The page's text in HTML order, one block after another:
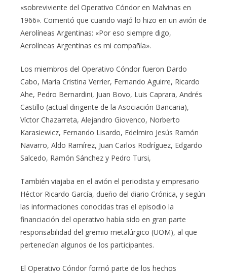
«sobreviviente del Operativo Cóndor en Malvinas en
1966». Comentó que cuando viajó lo hizo en un avión de
Aerolíneas Argentinas: «Por eso siempre digo,
Aerolíneas Argentinas es mi compañía».
Los miembros del Operativo Cóndor fueron Dardo
Cabo, María Cristina Verrier, Fernando Aguirre, Ricardo
Ahe, Pedro Bernardini, Juan Bovo, Luis Caprara, Andrés
Castillo (actual dirigente de la Asociación Bancaria),
Víctor Chazarreta, Alejandro Giovenco, Norberto
Karasiewicz, Fernando Lisardo, Edelmiro Jesús Ramón
Navarro, Aldo Ramírez, Juan Carlos Rodríguez, Edgardo
Salcedo, Ramón Sánchez y Pedro Tursi,
También viajaba en el avión el periodista y empresario
Héctor Ricardo García, dueño del diario Crónica, y según
las informaciones conocidas tras el episodio la
financiación del operativo había sido en gran parte
responsabilidad del gremio metalúrgico (UOM), al que
pertenecían algunos de los participantes.
El Operativo Cóndor formó parte de los hechos